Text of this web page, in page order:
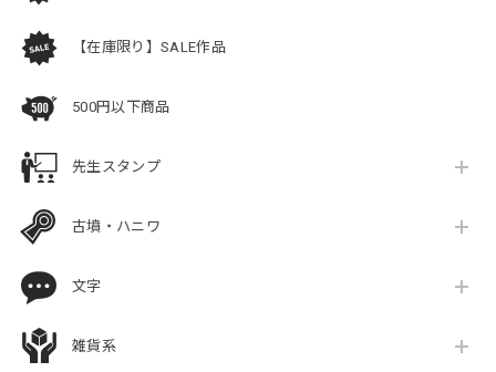
【在庫限り】SALE作品
500円以下商品
先生スタンプ
古墳・ハニワ
文字
雑貨系